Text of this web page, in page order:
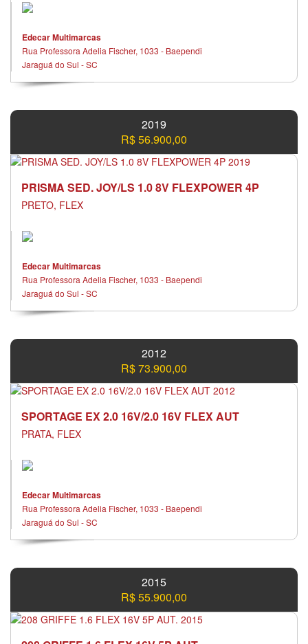
Edecar Multimarcas
Rua Professora Adelia Fischer, 1033 - Baependi
Jaraguá do Sul - SC
2019
R$ 56.900,00
PRISMA SED. JOY/LS 1.0 8V FLEXPOWER 4P
PRETO, FLEX
Edecar Multimarcas
Rua Professora Adelia Fischer, 1033 - Baependi
Jaraguá do Sul - SC
2012
R$ 73.900,00
SPORTAGE EX 2.0 16V/2.0 16V FLEX AUT
PRATA, FLEX
Edecar Multimarcas
Rua Professora Adelia Fischer, 1033 - Baependi
Jaraguá do Sul - SC
2015
R$ 55.900,00